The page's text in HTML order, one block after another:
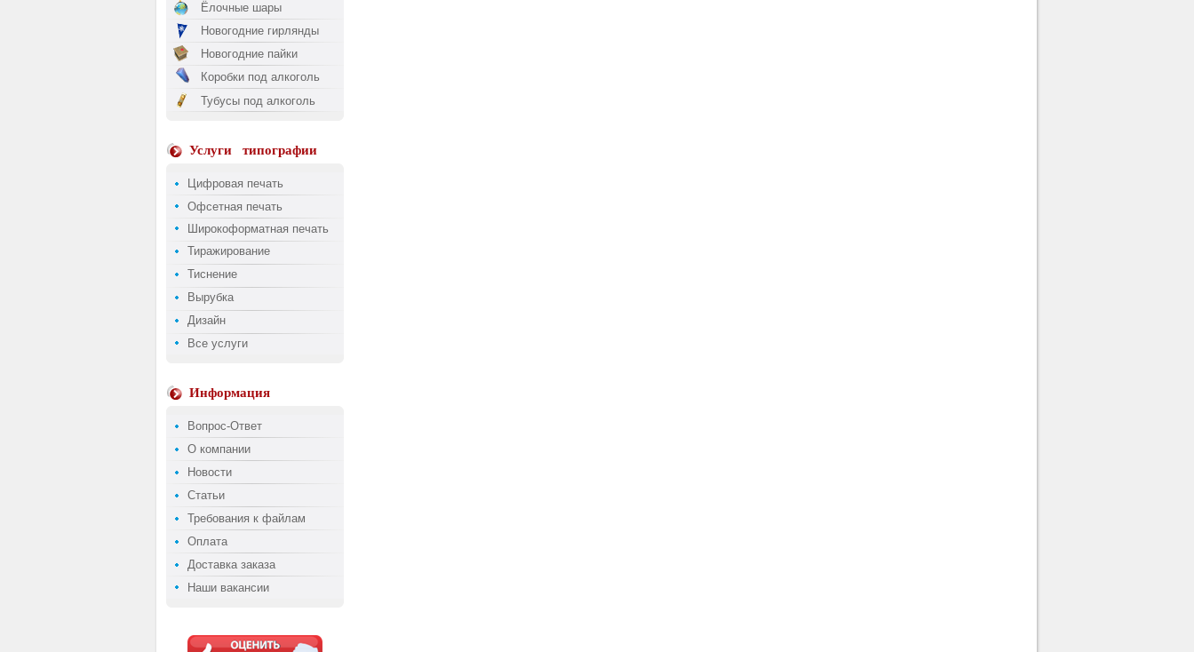
Ёлочные шары
Новогодние гирлянды
Новогодние пайки
Коробки под алкоголь
Тубусы под алкоголь
Услуги типографии
Цифровая печать
Офсетная печать
Широкоформатная печать
Тиражирование
Тиснение
Вырубка
Дизайн
Все услуги
Информация
Вопрос-Ответ
О компании
Новости
Статьи
Требования к файлам
Оплата
Доставка заказа
Наши вакансии